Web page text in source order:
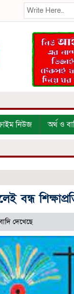
নিউজ অর্থ ও
বন্ধ
দেখেছে